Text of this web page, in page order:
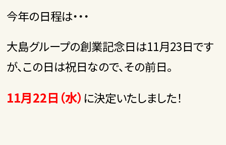
今年の日程は・・・
大島グループの創業記念日は11月23日です
が、この日は祝日なので、その前日。
11月22日（水） に決定いたしました！